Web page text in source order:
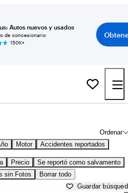
Autos nuevos y usados
de concesionario
150K+
Ordenar
Motor Accidentes reportados
Precio
Se reportó como salvamento
sin Fotos Borrar todo
Guardar